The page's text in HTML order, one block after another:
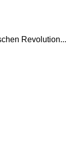
Revolution...